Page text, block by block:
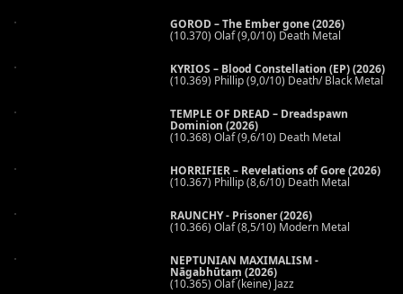
GOROD – The Ember gone (2026)
(10.370) Olaf (9,0/10) Death Metal
KYRIOS – Blood Constellation (EP) (2026)
(10.369) Phillip (9,0/10) Death/ Black Metal
TEMPLE OF DREAD – Dreadspawn
Dominion (2026)
(10.368) Olaf (9,6/10) Death Metal
HORRIFIER – Revelations of Gore (2026)
(10.367) Phillip (8,6/10) Death Metal
RAUNCHY - Prisoner (2026)
(10.366) Olaf (8,5/10) Modern Metal
NEPTUNIAN MAXIMALISM -
Nāgabhūtaṃ (2026)
(10.365) Olaf (keine) Jazz